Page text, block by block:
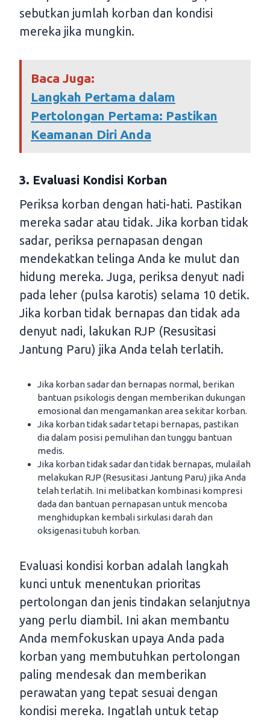
sebutkan jumlah korban dan kondisi
mereka jika mungkin.
Baca Juga:
Langkah Pertama dalam
Pertolongan Pertama: Pastikan
Keamanan Diri Anda
3. Evaluasi Kondisi Korban
Periksa korban dengan hati-hati. Pastikan
mereka sadar atau tidak. Jika korban tidak
sadar, periksa pernapasan dengan
mendekatkan telinga Anda ke mulut dan
hidung mereka. Juga, periksa denyut nadi
pada leher (pulsa karotis) selama 10 detik.
Jika korban tidak bernapas dan tidak ada
denyut nadi, lakukan RJP (Resusitasi
Jantung Paru) jika Anda telah terlatih.
Jika korban sadar dan bernapas normal, berikan
bantuan psikologis dengan memberikan dukungan
emosional dan mengamankan area sekitar korban.
Jika korban tidak sadar tetapi bernapas, pastikan
dia dalam posisi pemulihan dan tunggu bantuan
medis.
Jika korban tidak sadar dan tidak bernapas, mulailah
melakukan RJP (Resusitasi Jantung Paru) jika Anda
telah terlatih. Ini melibatkan kombinasi kompresi
dada dan bantuan pernapasan untuk mencoba
menghidupkan kembali sirkulasi darah dan
oksigenasi tubuh korban.
Evaluasi kondisi korban adalah langkah
kunci untuk menentukan prioritas
pertolongan dan jenis tindakan selanjutnya
yang perlu diambil. Ini akan membantu
Anda memfokuskan upaya Anda pada
korban yang membutuhkan pertolongan
paling mendesak dan memberikan
perawatan yang tepat sesuai dengan
kondisi mereka. Ingatlah untuk tetap